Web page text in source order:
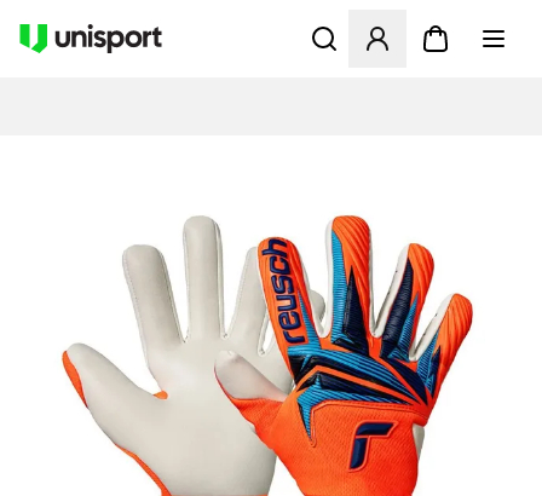
Apre una finestra modale